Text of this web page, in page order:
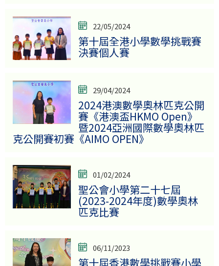
22/05/2024
第十屆全港小學數學挑戰賽
決賽個人賽
29/04/2024
2024港澳數學奧林匹克公開
賽《港澳盃HKMO Open》
暨2024亞洲國際數學奧林匹
克公開賽初賽《AIMO OPEN》
01/02/2024
聖公會小學第二十七屆
(2023-2024年度)數學奧林
匹克比賽
06/11/2023
第十屆香港數學挑戰賽小學